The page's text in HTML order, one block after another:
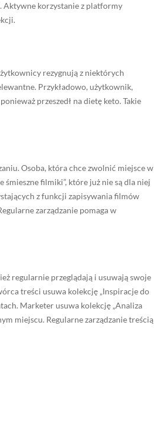
Aktywne korzystanie z platformy
rezygnują z niektórych
Przykładowo, użytkownik,
przeszedł na dietę keto. Takie
Osoba, która chce zwolnić miejsce w
śmieszne filmiki”, które już nie są dla niej
z funkcji zapisywania filmów
zarządzanie pomaga w
regularnie przeglądają i usuwają swoje
treści usuwa kolekcję „Inspiracje do
Marketer usuwa kolekcję „Analiza
miejscu. Regularne zarządzanie treścią